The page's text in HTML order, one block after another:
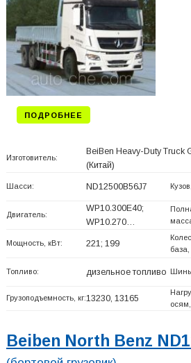
ПОДРОБНЕЕ
Изготовитель:
BeiBen Heavy-Duty Truck
(Китай)
Шасси: ND12500B56J7
Двигатель:
WP10.300E40;
WP10.270…
Мощность, кВт: 221; 199
Топливо: дизельное топливо
Грузоподъемность, кг:13230, 13165
осям,
Beiben North Benz